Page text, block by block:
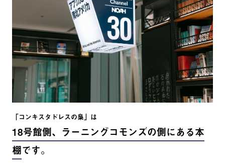
破壊者か インディヘニスモ : ラテンアメリカ先住民
擁護運動の歴史 野蛮から秩序へ : インディアス問題
とサラマンカ学派 コルテス報告書簡 コルテス征
略誌 : 「アステカ王国」の滅亡 インディオの挽歌 :
アステカから見たメキシコ征服史 略奪の海カリブ :
もうひとつのラテン・アメリカ史 ラテンアメリカ
の歴史 : 史料から読み解く植民地時代 1493 : 世界を
ル) ピサロの娘 (メスティーサ) ドーニャ・フランシ
スカ・ピサロの生涯 : 1534-1598 インカ帝国 : 太陽と
黄金の民族 他者の帝国 : インカはいかにして「帝
「コンキスタドレスの梟」は
18号館側、ラーニングコモンズの側にある本
棚です。